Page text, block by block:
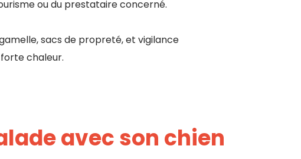
ou du prestataire concerné.
gamelle, sacs de propreté, et vigilance
chaleur.
avec son chien